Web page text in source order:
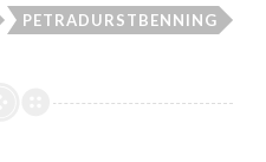
PETRADURSTBENNING